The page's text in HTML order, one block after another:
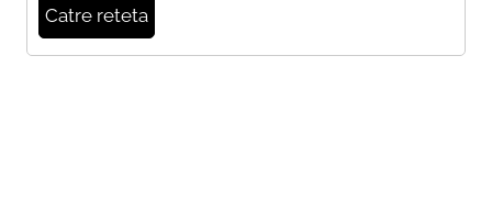
Catre reteta